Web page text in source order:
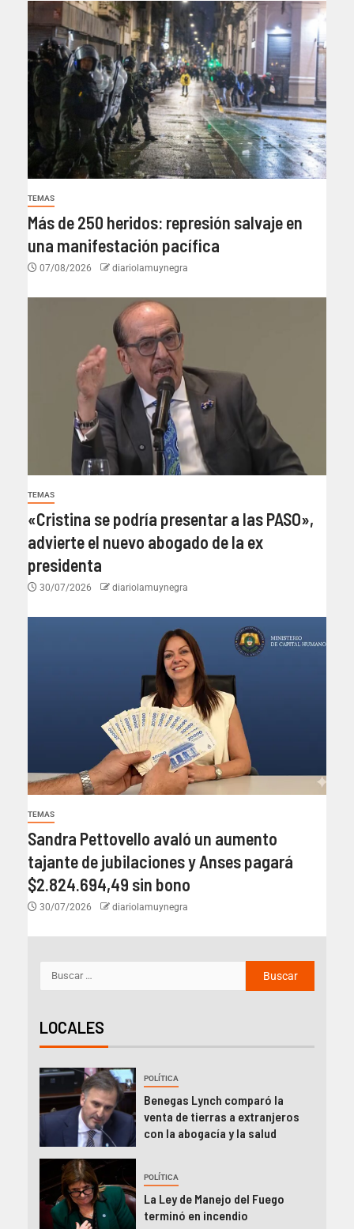
TEMAS
Más de 250 heridos: represión salvaje en
una manifestación pacífica
07/08/2026 diariolamuynegra
TEMAS
«Cristina se podría presentar a las PASO»,
advierte el nuevo abogado de la ex
presidenta
30/07/2026 diariolamuynegra
TEMAS
Sandra Pettovello avaló un aumento
tajante de jubilaciones y Anses pagará
$2.824.694,49 sin bono
30/07/2026 diariolamuynegra
LOCALES
POLÍTICA
Benegas Lynch comparó la
venta de tierras a extranjeros
con la abogacía y la salud
POLÍTICA
La Ley de Manejo del Fuego
terminó en incendio